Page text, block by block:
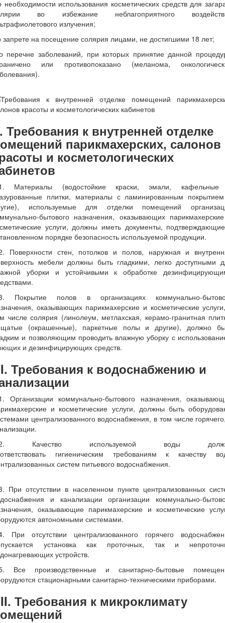
необходимости использования косметических средств для
во избежание неблагоприятного
излучения;
запрете на посещение солярия лицами, не достигшими 18 лет;
перечне заболеваний, при которых принятие данной
или противопоказано (меланома,
Требования к внутренней отделке
парикмахерских, салонов
и косметологических
Материалы (водостойкие краски, эмали,
плитки, материалы с ламинированным
используемые для отделки помещений
бытового назначения, оказывающих
услуги, должны иметь документы,
порядке безопасность используемой продукции.
Поверхности стен, потолков и полов, наружная и
мебели должны быть гладкими, легко доступными
уборки и устойчивыми к обработке
Покрытие полов в организациях коммунально-
оказывающих парикмахерские и косметические
числе солярия (линолеум, метлахская, керамо-гранитная
(окрашенные), паркетные полы и другие), должно
и позволяющим проводить влажную уборку с
и дезинфицирующих средств.
Требования к водоснабжению и
Организации коммунально-бытового назначения,
и косметические услуги, должны быть
централизованного водоснабжения, в том числе
Качество используемой воды
гигиеническим требованиям к качеству
систем питьевого водоснабжения.
При отсутствии в населенном пункте централизованных
и канализации организации коммунально-
оказывающие парикмахерские и косметические
автономными системами.
При отсутствии централизованного горячего
установка как проточных, так и
устройств.
Все производственные и санитарно-бытовые
стационарными санитарно-техническими приборами.
Требования к микроклимату